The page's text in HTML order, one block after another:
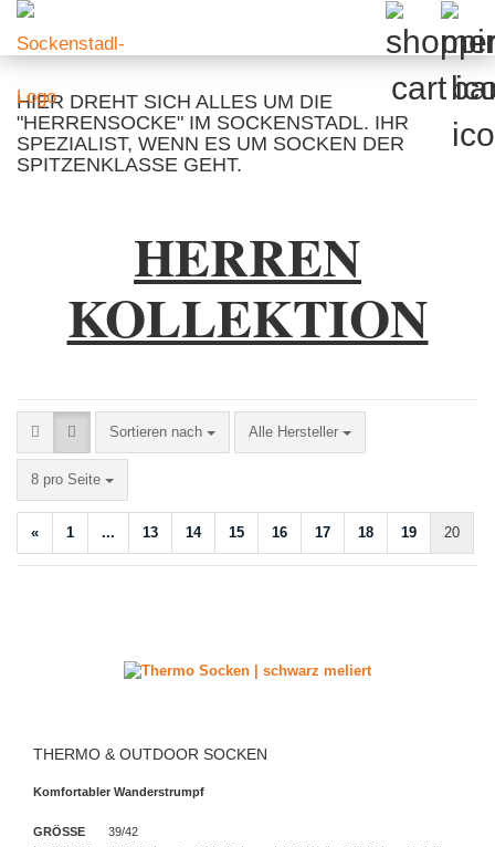
HIER DREHT SICH ALLES UM DIE
"HERRENSOCKE" IM SOCKENSTADL. IHR
SPEZIALIST, WENN ES UM SOCKEN DER
SPITZENKLASSE GEHT.
HERREN
KOLLEKTION
Sortieren nach
Sortieren nach Alle Hersteller
8 pro Seite
pro Seite
« 1 ... 13 14 15 16 17 18 19 20
THERMO & OUTDOOR SOCKEN
Komfortabler Wanderstrumpf
GRÖSSE 39/42